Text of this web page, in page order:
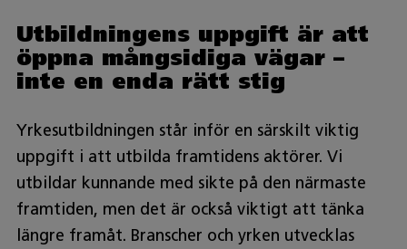
Utbildningens uppgift är att
öppna mångsidiga vägar –
inte en enda rätt stig
Yrkesutbildningen står inför en särskilt viktig
uppgift i att utbilda framtidens aktörer. Vi
utbildar kunnande med sikte på den närmaste
framtiden, men det är också viktigt att tänka
längre framåt. Branscher och yrken utvecklas